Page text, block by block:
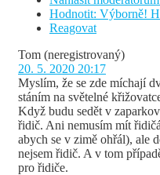
Hodnotit: Výborně!
Reagovat
Tom (neregistrovaný)
20. 5. 2020 20:17
Myslím, že se zde míchají
stáním na světelné
Když budu sedět v
řidič. Ani nemusím mít
abych se v zimě ohřál), ale
nejsem řidič. A v tom
pro řidiče.